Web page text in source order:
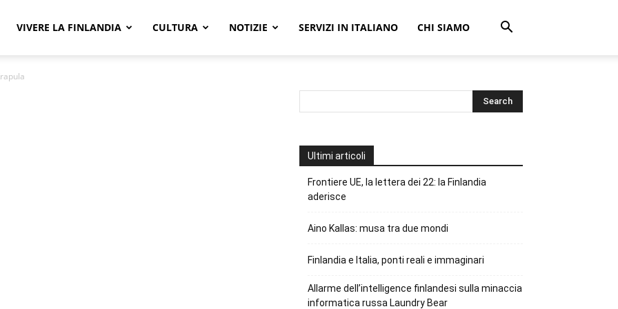
VIVERE LA FINLANDIA CULTURA NOTIZIE SERVIZI IN ITALIANO CHI SIAMO
Ultimi articoli
Frontiere UE, la lettera dei 22: la Finlandia
aderisce
Aino Kallas: musa tra due mondi
Finlandia e Italia, ponti reali e immaginari
Allarme dell’intelligence finlandesi sulla minaccia
informatica russa Laundry Bear